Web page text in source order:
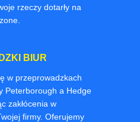
rzeczy dotarły na
BIUR
w przeprowadzkach
Peterborough a Hedge
zakłócenia w
firmy. Oferujemy